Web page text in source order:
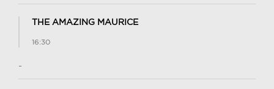
THE AMAZING MAURICE
16:30
-